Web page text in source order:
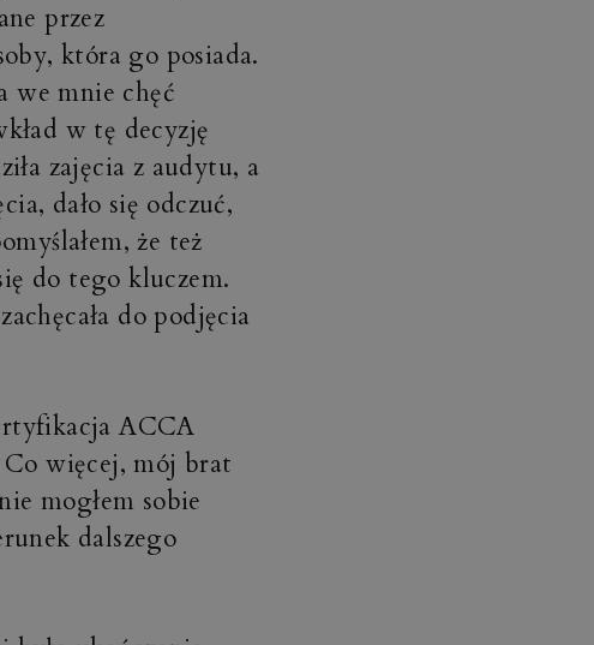
przez
która go posiada.
we mnie chęć
w tę decyzję
zajęcia z audytu, a
dało się odczuć,
że też
do tego kluczem.
do podjęcia
ACCA
więcej, mój brat
mogłem sobie
dalszego